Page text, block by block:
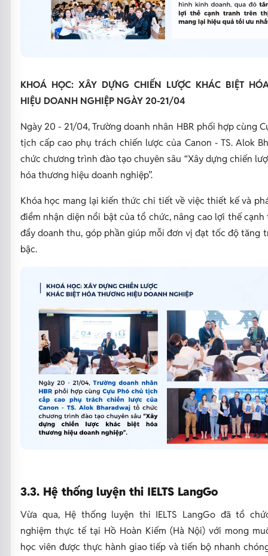
KHOÁ HỌC: XÂY DỰNG CHIẾN LƯỢC KHÁC BIỆT
HIỆU DOANH NGHIỆP NGÀY 20-21/04
Ngày 20 - 21/04, Trường doanh nhân HBR phối hợp cùng
tịch cấp cao phụ trách chiến lược của Canon - TS. Alok
chức chương trình đào tạo chuyên sâu “Xây dựng chiến
hóa thương hiệu doanh nghiệp”.
Khóa học mang lại kiến thức chi tiết về việc thiết kế và
điểm nhận diện nổi bật của tổ chức, nâng cao lợi thế
đẩy doanh thu, góp phần giúp mỗi đơn vị đạt tốc độ tăng
bậc.
3.3. Hệ thống luyện thi IELTS LangGo
Vừa qua, Hệ thống luyện thi IELTS LangGo đã tổ
nghiệm thực tế tại Hồ Hoàn Kiếm (Hà Nội) với mong
học viên được thực hành giao tiếp và tiến bộ nhanh